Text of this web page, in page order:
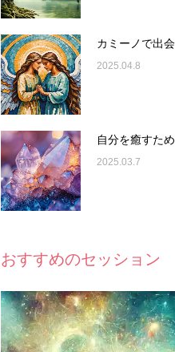
カミーノで出
2025.04.8
自分を癒すた
2025.03.7
おすすめのセッション